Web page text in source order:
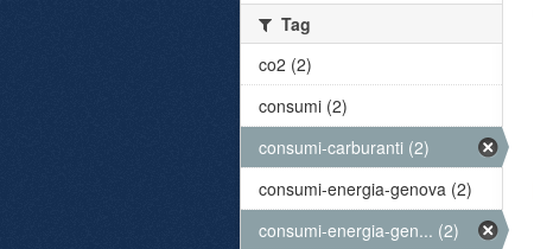
Tag
co2 (2)
consumi (2)
consumi-carburanti (2)
consumi-energia-genova (2)
consumi-energia-gen... (2)